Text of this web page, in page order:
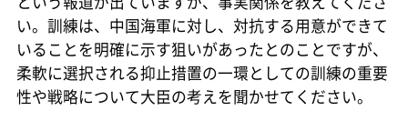
い。訓練は、中国海軍に対し、対抗する用意ができて
いることを明確に示す狙いがあったとのことですが、
柔軟に選択される抑止措置の一環としての訓練の重要
性や戦略について大臣の考えを聞かせてください。